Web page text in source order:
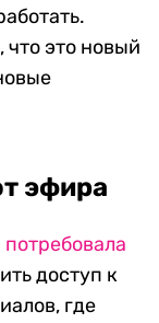
что это новый
эфира
потребовала
доступ к
где